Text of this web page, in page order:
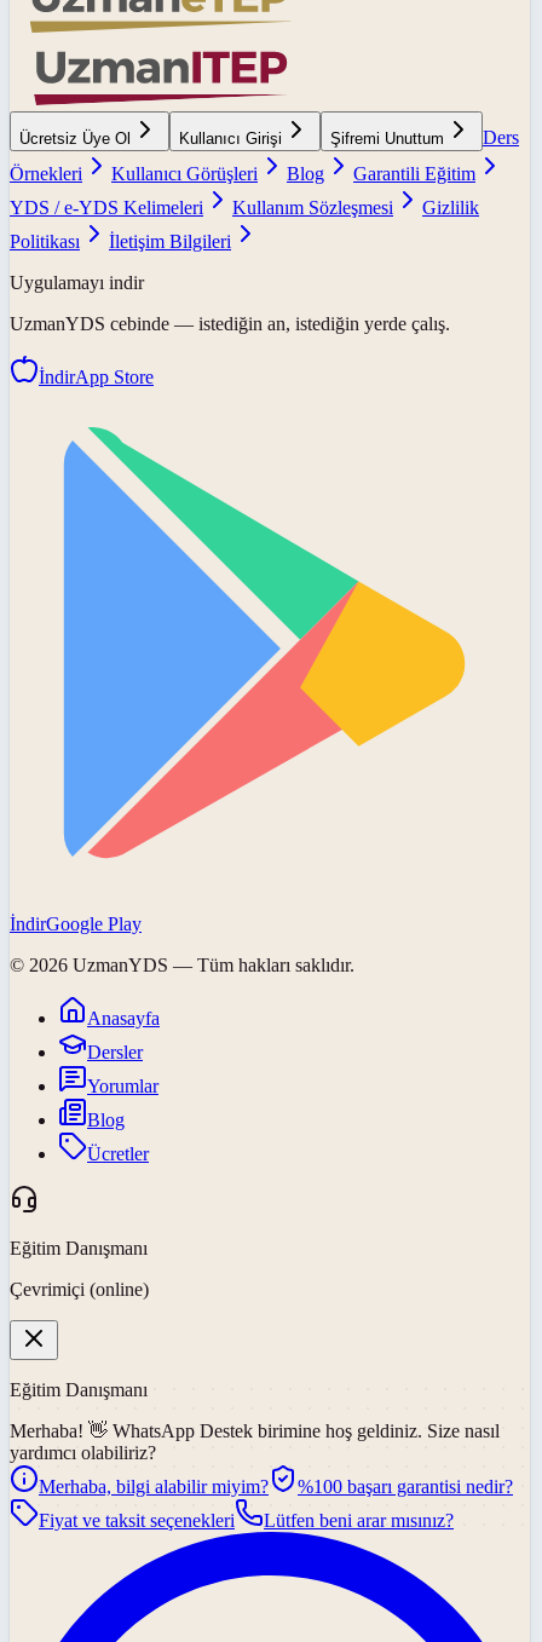
Ücretsiz Üye Ol Kullanıcı Girişi Şifremi Unuttum
Ders
Örnekleri
Kullanıcı Görüşleri Blog
Garantili Eğitim
YDS / e-YDS Kelimeleri
Kullanım Sözleşmesi
Gizlilik
Politikası
İletişim Bilgileri
Uygulamayı indir
UzmanYDS cebinde — istediğin an, istediğin yerde çalış.
İndirApp Store
İndirGoogle Play
© 2026 UzmanYDS — Tüm hakları saklıdır.
Anasayfa
Dersler
Yorumlar
Blog
Ücretler
Eğitim Danışmanı
Çevrimiçi (online)
Eğitim Danışmanı
Merhaba! 👋 WhatsApp Destek birimine hoş geldiniz. Size nasıl
yardımcı olabiliriz?
Merhaba, bilgi alabilir miyim?
%100 başarı garantisi nedir?
Fiyat ve taksit seçenekleri
Lütfen beni arar mısınız?